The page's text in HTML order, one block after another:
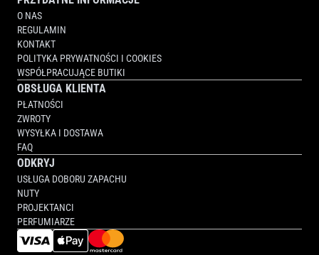
O NAS
REGULAMIN
KONTAKT
POLITYKA PRYWATNOŚCI I COOKIES
WSPÓŁPRACUJĄCE BUTIKI
OBSŁUGA KLIENTA
PŁATNOŚCI
ZWROTY
WYSYŁKA I DOSTAWA
FAQ
ODKRYJ
USŁUGA DOBORU ZAPACHU
NUTY
PROJEKTANCI
PERFUMIARZE